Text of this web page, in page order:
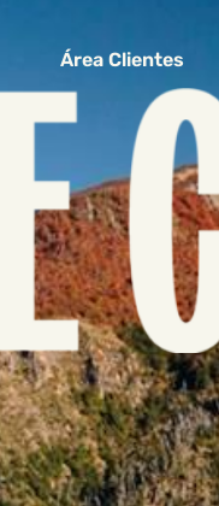
Área Clientes